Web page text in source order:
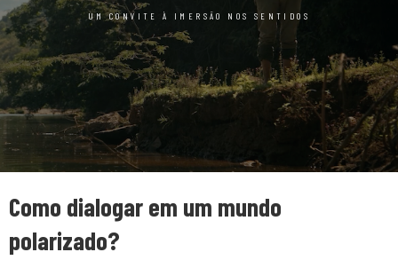
UM CONVITE À IMERSÃO NOS SENTIDOS
Como dialogar em um mundo
polarizado?